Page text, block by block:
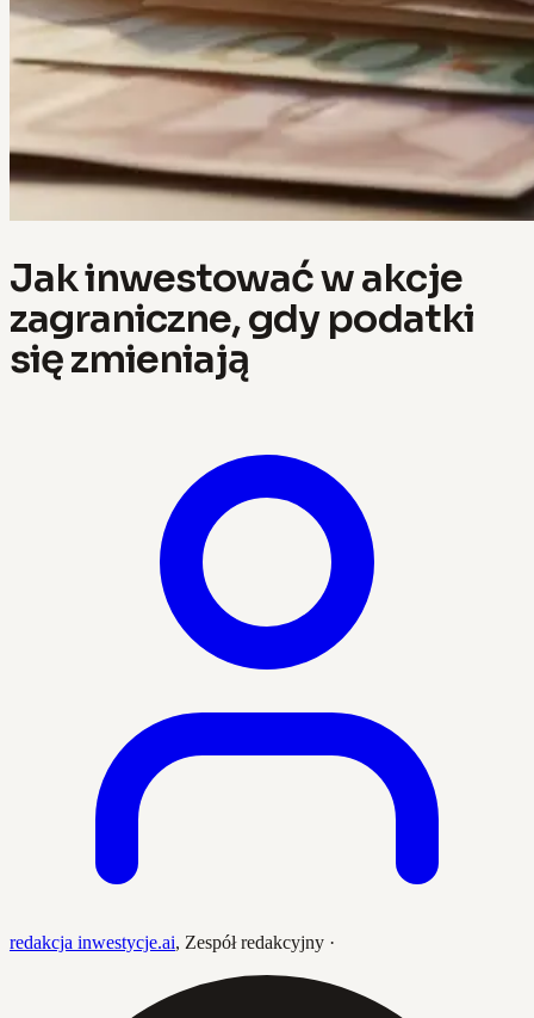
Jak inwestować w akcje
zagraniczne, gdy podatki
się zmieniają
redakcja inwestycje.ai, Zespół redakcyjny ·